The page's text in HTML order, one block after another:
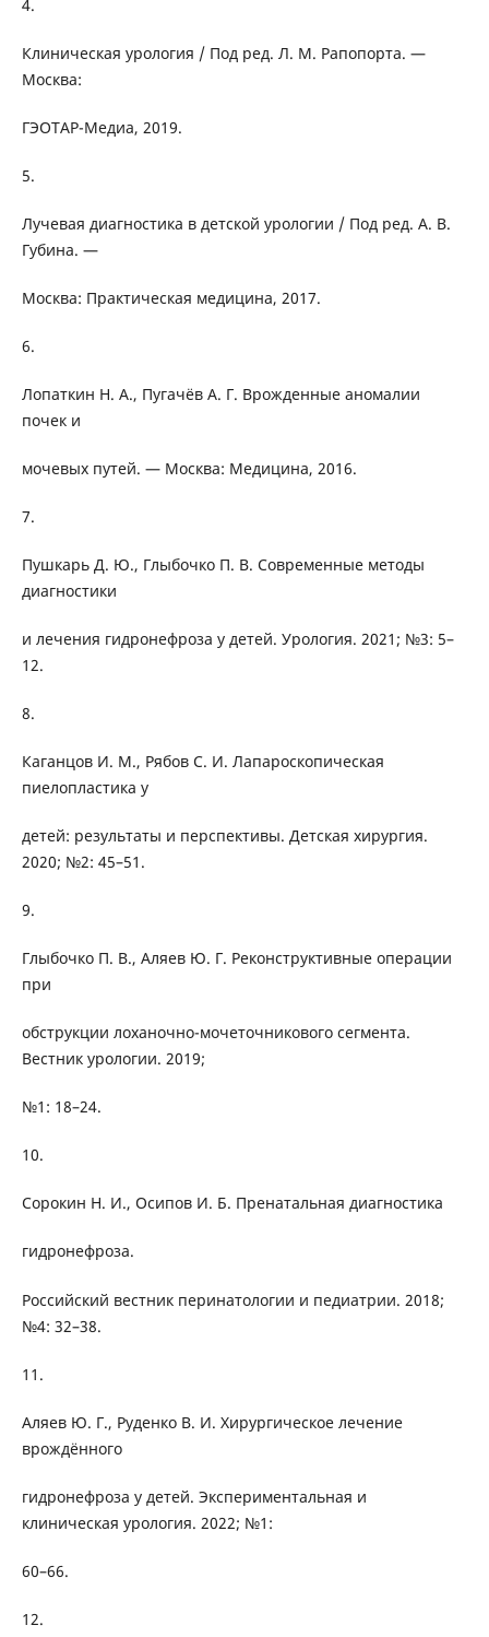
4.
Клиническая урология / Под ред. Л. М. Рапопорта. —
Москва:
ГЭОТАР-Медиа, 2019.
5.
Лучевая диагностика в детской урологии / Под ред. А. В.
Губина. —
Москва: Практическая медицина, 2017.
6.
Лопаткин Н. А., Пугачёв А. Г. Врожденные аномалии
почек и
мочевых путей. — Москва: Медицина, 2016.
7.
Пушкарь Д. Ю., Глыбочко П. В. Современные методы
диагностики
и лечения гидронефроза у детей. Урология. 2021; №3: 5–
12.
8.
Каганцов И. М., Рябов С. И. Лапароскопическая
пиелопластика у
детей: результаты и перспективы. Детская хирургия.
2020; №2: 45–51.
9.
Глыбочко П. В., Аляев Ю. Г. Реконструктивные операции
при
обструкции лоханочно-мочеточникового сегмента.
Вестник урологии. 2019;
№1: 18–24.
10.
Сорокин Н. И., Осипов И. Б. Пренатальная диагностика
гидронефроза.
Российский вестник перинатологии и педиатрии. 2018;
№4: 32–38.
11.
Аляев Ю. Г., Руденко В. И. Хирургическое лечение
врождённого
гидронефроза у детей. Экспериментальная и
клиническая урология. 2022; №1:
60–66.
12.